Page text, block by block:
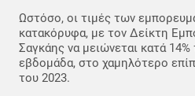
Ωστόσο, οι τιμές των
κατακόρυφα, με τον Δείκτη
Σαγκάης να μειώνεται κατά
εβδομάδα, στο χαμηλότερο
του 2023.